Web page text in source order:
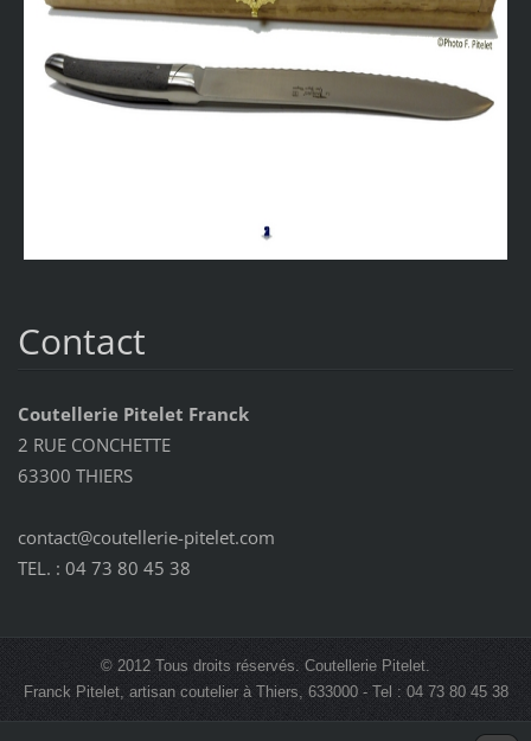
Contact
Coutellerie Pitelet Franck
2 RUE CONCHETTE
63300 THIERS
contact@coutellerie-pitelet.com
TEL. : 04 73 80 45 38
© 2012 Tous droits réservés. Coutellerie Pitelet.
Franck Pitelet, artisan coutelier à Thiers, 633000 - Tel : 04 73 80 45 38